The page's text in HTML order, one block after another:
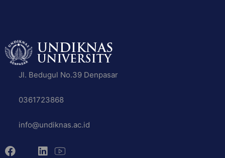
Jl. Bedugul No.39 Denpasar
0361723868
info@undiknas.ac.id